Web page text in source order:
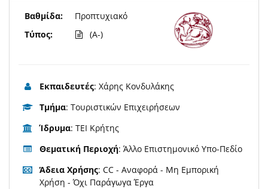
Βαθμίδα:
Τύπος:
Προπτυχιακό
(A-)
Εκπαιδευτές: Χάρης Κονδυλάκης
Τμήμα: Τουριστικών Επιχειρήσεων
Ίδρυμα: ΤΕΙ Κρήτης
Θεματική Περιοχή: Άλλο Επιστημονικό Υπο-Πεδίο
Άδεια Χρήσης: CC - Αναφορά - Μη Εμπορική
Χρήση - Όχι Παράγωγα Έργα